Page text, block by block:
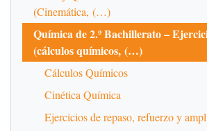
(Cinemática, (…)
Química de 2.º Bachillerato –
(cálculos químicos, (…)
Cálculos Químicos
Cinética Química
Ejercicios de repaso, refuerzo y